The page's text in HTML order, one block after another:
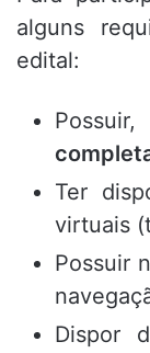
alguns
edital:
Possuir,
Ter
virtuais
Possuir
Dispor